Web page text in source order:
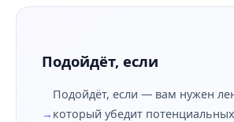
Подойдёт, если
Подойдёт, если — вам нужен
который убедит